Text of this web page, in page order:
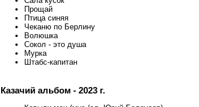
Прощай
Птица синяя
Чеканю по Берлину
Волюшка
Сокол - это душа
Мурка
Штабс-капитан
Казачий альбом - 2023 г.